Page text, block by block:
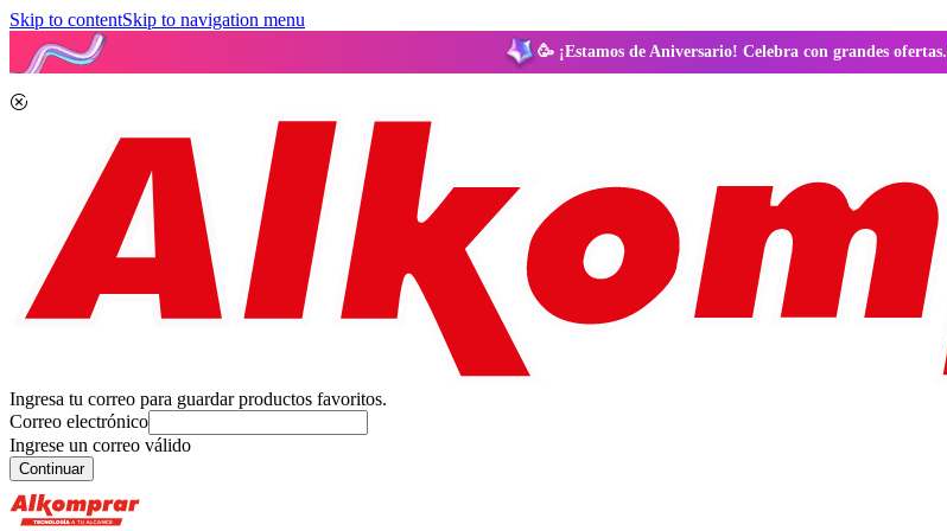
Skip to contentSkip to navigation menu
🥳 ¡Estamos de Aniversario! Celebra con grandes ofertas.
Ingresa tu correo para guardar productos favoritos.
Correo electrónico
Ingrese un correo válido
Continuar